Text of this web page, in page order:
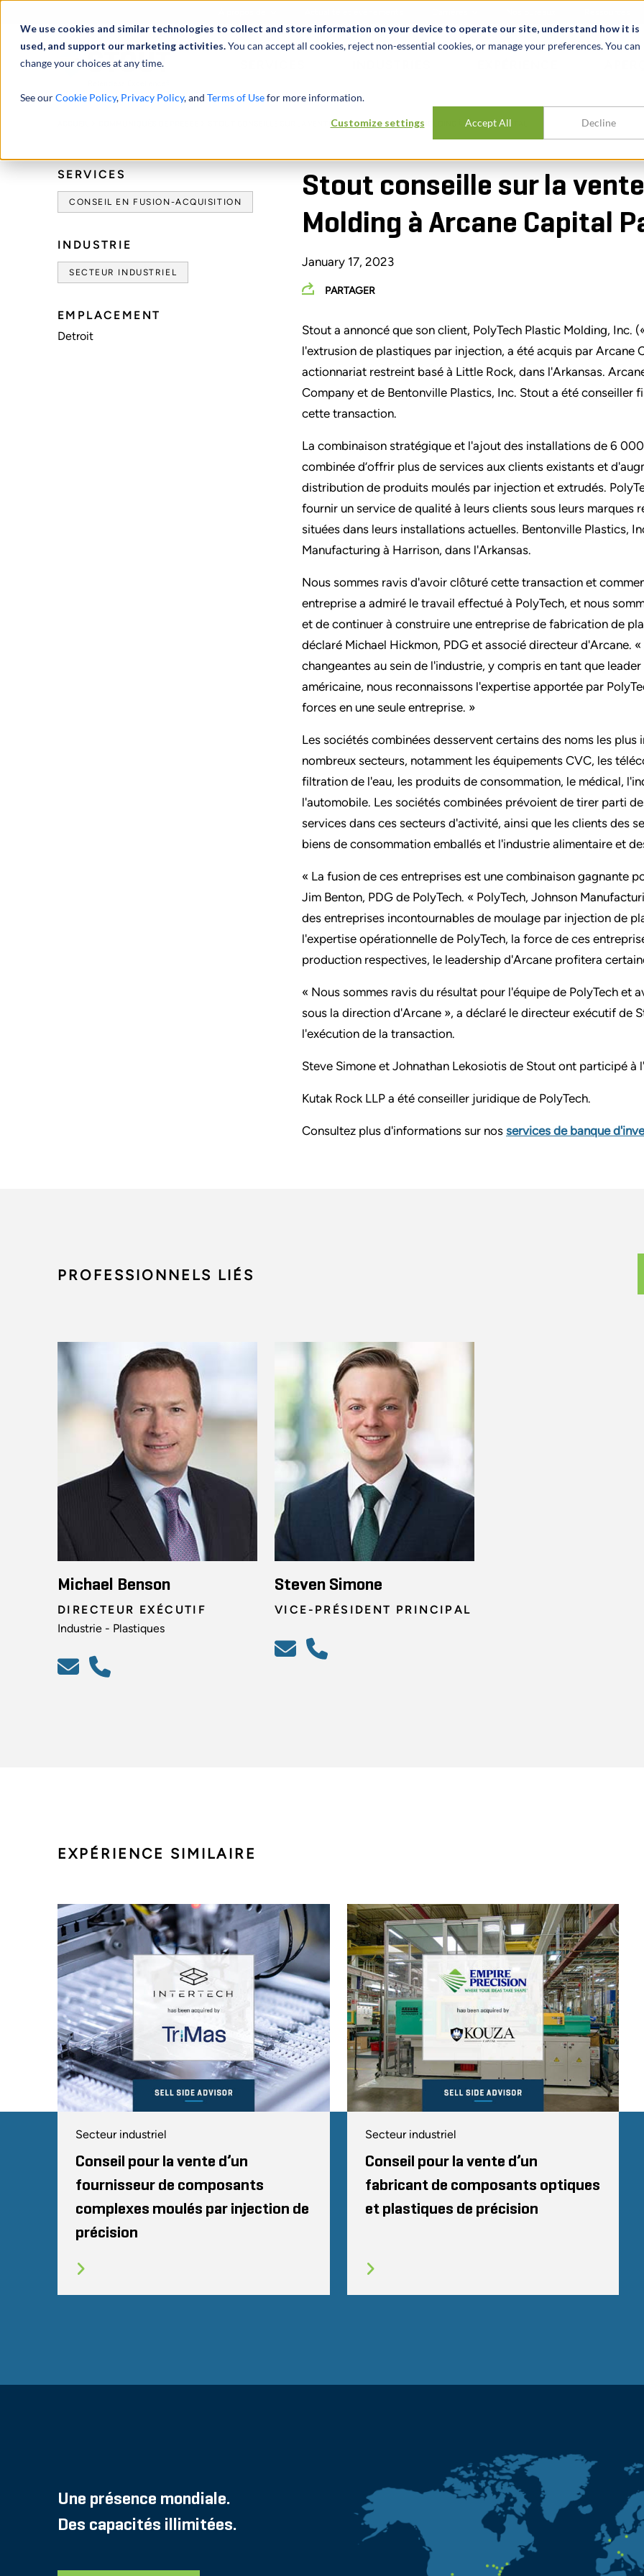
We use cookies and similar technologies to collect and store information on your device to operate our site, understand how it is
used, and support our marketing activities.You can accept all cookies, reject non-essential cookies, or manage your preferences. You can
change your choices at any time.
See ourCookie Policy, Privacy Policy, and Terms of Usefor more information.
Customize settings Accept All Decline
STOUT CONSEILLE SUR LA VENTE DE POLYTECH PLASTIC MOLDING À ARCANE CAPITAL
SERVICES
CONSEIL EN FUSION-ACQUISITION
INDUSTRIE
SECTEUR INDUSTRIEL
EMPLACEMENT
Detroit
Stout conseille sur la
Molding à Arcane Capital
January 17, 2023
PARTAGER
Stout a annoncé que son client, PolyTech Plastic Molding, Inc.
l'extrusion de plastiques par injection, a été acquis par Arcane
actionnariat restreint basé à Little Rock, dans l'Arkansas.
Company et de Bentonville Plastics, Inc. Stout a été conseiller
cette transaction.
La combinaison stratégique et l'ajout des installations de 6
combinée d’offrir plus de services aux clients existants et
distribution de produits moulés par injection et extrudés.
fournir un service de qualité à leurs clients sous leurs
situées dans leurs installations actuelles. Bentonville Plastics,
Manufacturing à Harrison, dans l'Arkansas.
Nous sommes ravis d'avoir clôturé cette transaction et
entreprise a admiré le travail effectué à PolyTech, et nous
et de continuer à construire une entreprise de fabrication de
déclaré Michael Hickmon, PDG et associé directeur d'Arcane.
changeantes au sein de l'industrie, y compris en tant que
américaine, nous reconnaissons l'expertise apportée par
forces en une seule entreprise. »
Les sociétés combinées desservent certains des noms les
nombreux secteurs, notamment les équipements CVC, les
filtration de l'eau, les produits de consommation, le médical,
l'automobile. Les sociétés combinées prévoient de tirer parti
services dans ces secteurs d'activité, ainsi que les clients des
biens de consommation emballés et l'industrie alimentaire et
« La fusion de ces entreprises est une combinaison gagnante
Jim Benton, PDG de PolyTech. « PolyTech, Johnson
des entreprises incontournables de moulage par injection de
l'expertise opérationnelle de PolyTech, la force de ces
production respectives, le leadership d'Arcane profitera
« Nous sommes ravis du résultat pour l'équipe de PolyTech et
sous la direction d'Arcane », a déclaré le directeur exécutif de
l'exécution de la transaction.
Steve Simone et Johnathan Lekosiotis de Stout ont participé à
Kutak Rock LLP a été conseiller juridique de PolyTech.
Consultez plus d'informations sur nos services de banque
PROFESSIONNELS LIÉS
Michael Benson
DIRECTEUR EXÉCUTIF
Industrie - Plastiques
Steven Simone
VICE-PRÉSIDENT PRINCIPAL
EXPÉRIENCE SIMILAIRE
Secteur industriel
Conseil pour la vente d’un
fournisseur de composants
complexes moulés par injection de
précision
Secteur industriel
Conseil pour la vente d’un
fabricant de composants optiques
et plastiques de précision
Une présence mondiale.
Des capacités illimitées.